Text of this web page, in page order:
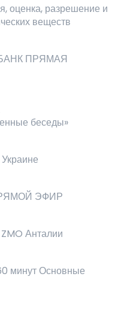
оценка, разрешение и
веществ
ПРЯМАЯ
беседы»
ЭФИР
Анталии
минут Основные